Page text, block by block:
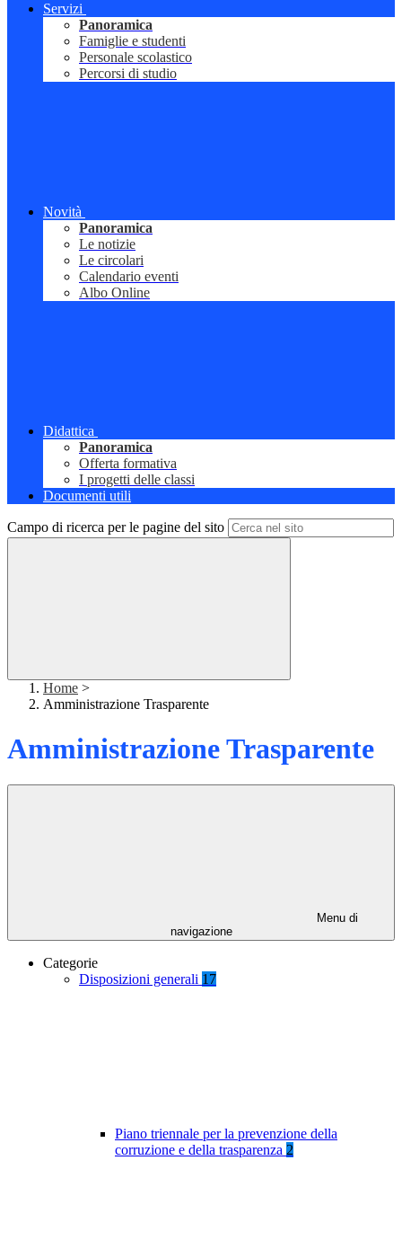
Servizi
Panoramica
Famiglie e studenti
Personale scolastico
Percorsi di studio
Novità
Panoramica
Le notizie
Le circolari
Calendario eventi
Albo Online
Didattica
Panoramica
Offerta formativa
I progetti delle classi
Documenti utili
Campo di ricerca per le pagine del sito
Home >
Amministrazione Trasparente
Amministrazione Trasparente
Menu di
navigazione
Categorie
Disposizioni generali 17
Piano triennale per la prevenzione della
corruzione e della trasparenza 2